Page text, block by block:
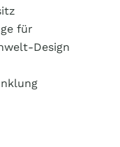
für
Design